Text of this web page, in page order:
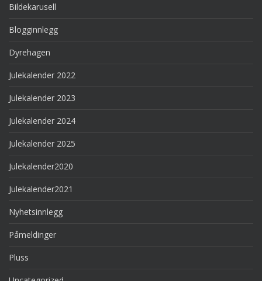
Bildekarusell
Blogginnlegg
Dyrehagen
Julekalender 2022
Julekalender 2023
Julekalender 2024
Julekalender 2025
Julekalender2020
Julekalender2021
Nyhetsinnlegg
Påmeldinger
Pluss